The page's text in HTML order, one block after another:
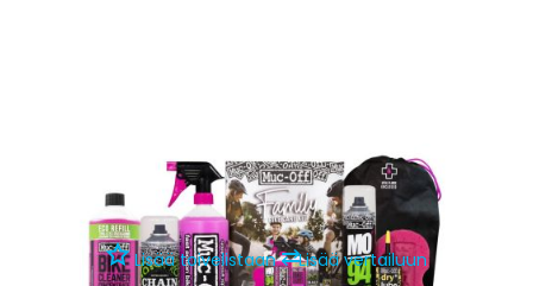
Lisää toivelistaan⇄Lisää vertailuun